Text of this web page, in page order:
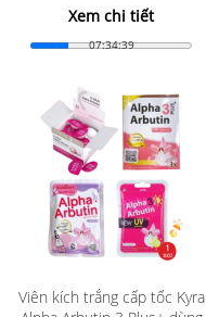
Xem chi tiết
07:34:37
Viên kích trắng cấp tốc Kyra